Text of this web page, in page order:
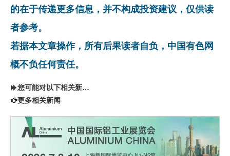
的在于传递更多信息，并不构成投资建议，仅供读
者参考。
若据本文章操作，所有后果读者自负，中国有色网
概不负任何责任。
您可能对以下相关新闻同样感兴趣
更多相关新闻